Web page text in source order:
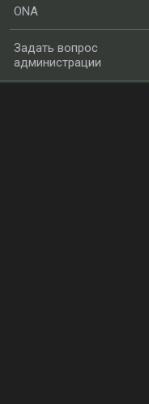
ONA
Задать вопрос
администрации